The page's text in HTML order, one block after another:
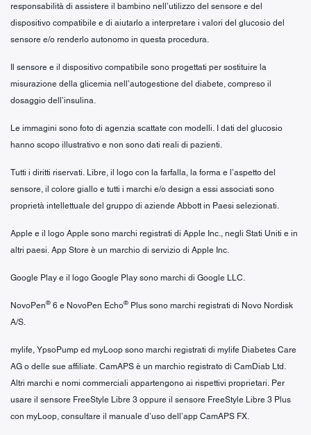
responsabilità di assistere il bambino nell’utilizzo del sensore e del
dispositivo compatibile e di aiutarlo a interpretare i valori del glucosio del
sensore e/o renderlo autonomo in questa procedura.
Il sensore e il dispositivo compatibile sono progettati per sostituire la
misurazione della glicemia nell’autogestione del diabete, compreso il
dosaggio dell’insulina.
Le immagini sono foto di agenzia scattate con modelli. I dati del glucosio
hanno scopo illustrativo e non sono dati reali di pazienti.
Tutti i diritti riservati. Libre, il logo con la farfalla, la forma e l’aspetto del
sensore, il colore giallo e tutti i marchi e/o design a essi associati sono
proprietà intellettuale del gruppo di aziende Abbott in Paesi selezionati.
Apple e il logo Apple sono marchi registrati di Apple Inc., negli Stati Uniti e in
altri paesi. App Store è un marchio di servizio di Apple Inc.
Google Play e il logo Google Play sono marchi di Google LLC.
NovoPen® 6 e NovoPen Echo® Plus sono marchi registrati di Novo Nordisk
A/S.
mylife, YpsoPump ed myLoop sono marchi registrati di mylife Diabetes Care
AG o delle sue affiliate. CamAPS è un marchio registrato di CamDiab Ltd.
Altri marchi e nomi commerciali appartengono ai rispettivi proprietari. Per
usare il sensore FreeStyle Libre 3 oppure il sensore FreeStyle Libre 3 Plus
con myLoop, consultare il manuale d’uso dell’app CamAPS FX.